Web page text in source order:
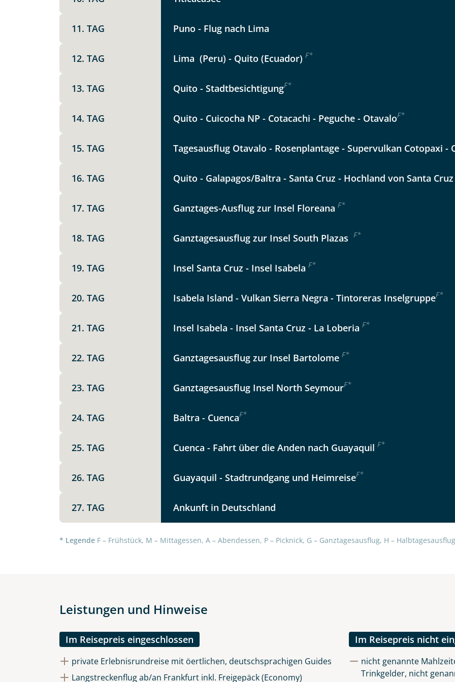
Telegram
11. TAG Puno - Flug nach Lima
12. TAG Lima (Peru) - Quito (Ecuador) F*
13. TAG Quito - StadtbesichtigungF*
14. TAG Quito - Cuicocha NP - Cotacachi - Peguche - OtavaloF*
15. TAG Tagesausflug Otavalo - Rosenplantage - Supervulkan Cotopaxi -
16. TAG Quito - Galapagos/Baltra - Santa Cruz - Hochland von Santa
17. TAG Ganztages-Ausflug zur Insel Floreana F*
18. TAG Ganztagesausflug zur Insel South Plazas F*
19. TAG Insel Santa Cruz - Insel Isabela F*
20. TAG Isabela Island - Vulkan Sierra Negra - Tintoreras InselgruppeF*
21. TAG Insel Isabela - Insel Santa Cruz - La Loberia F*
22. TAG Ganztagesausflug zur Insel Bartolome F*
23. TAG Ganztagesausflug Insel North SeymourF*
24. TAG Baltra - CuencaF*
25. TAG Cuenca - Fahrt über die Anden nach Guayaquil F*
26. TAG Guayaquil - Stadtrundgang und HeimreiseF*
27. TAG Ankunft in Deutschland
* Legende F – Frühstück, M – Mittagessen, A – Abendessen, P – Picknick, G – Ganztagesausflug, H –
Leistungen und Hinweise
Im Reisepreis eingeschlossen
private Erlebnisrundreise mit öertlichen, deutschsprachigen Guides
Langstreckenflug ab/an Frankfurt inkl. Freigepäck (Economy)
Im Reisepreis nicht
nicht genannte
Trinkgelder, nicht
Weitere Informationen
Die Anfrage wird via SSL verschlüsselt an unseren Server geschickt. Mit Absenden des
und Widerrufhinweise